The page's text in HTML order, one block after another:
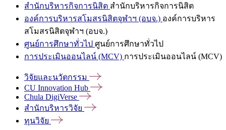
สำนักบริหารกิจการนิสิต สำนักบริหารกิจการนิสิต
องค์การบริหารสโมสรนิสิตจุฬาฯ (อบจ.) องค์การบริหาร
สโมสรนิสิตจุฬาฯ (อบจ.)
ศูนย์การศึกษาทั่วไป ศูนย์การศึกษาทั่วไป
การประเมินออนไลน์ (MCV) การประเมินออนไลน์ (MCV)
วิจัยและนวัตกรรม
CU Innovation Hub
Chula DigiVerse
สำนักบริหารวิจัย
ทุนวิจัย